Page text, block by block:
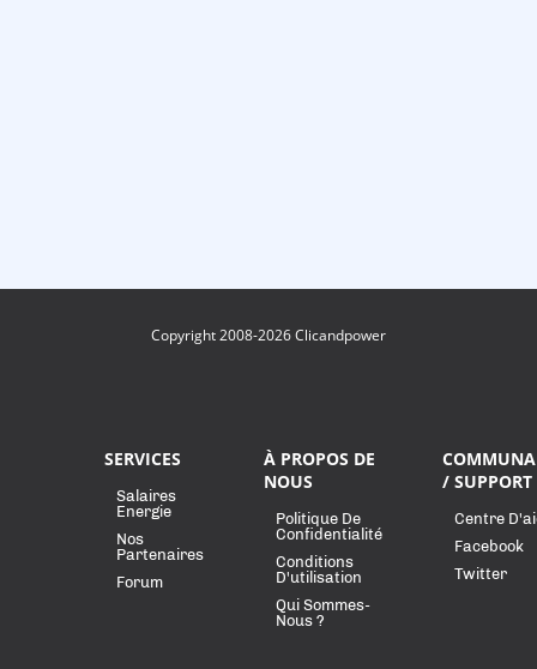
Copyright 2008-2026 Clicandpower
SERVICES
Salaires
Energie
Nos
Partenaires
Forum
À PROPOS DE
NOUS
Politique De
Confidentialité
Conditions
D'utilisation
Qui Sommes-
Nous ?
/ SUPPORT
Centre
Facebook
Twitter